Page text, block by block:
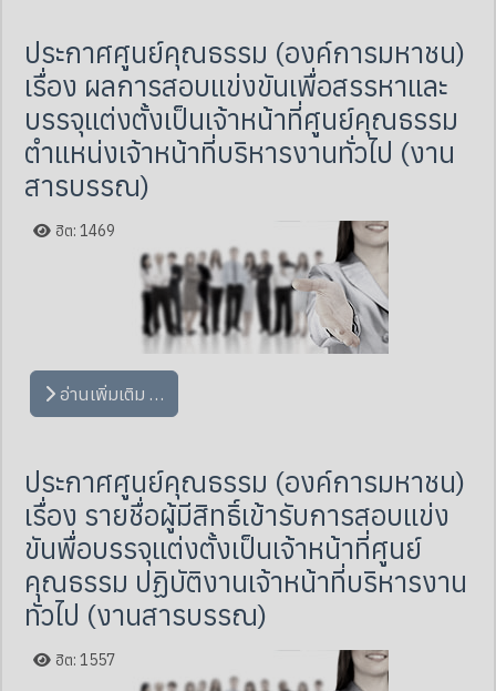
ประกาศศูนย์คุณธรรม (องค์การมหาชน)
เรื่อง ผลการสอบแข่งขันเพื่อสรรหาและ
บรรจุแต่งตั้งเป็นเจ้าหน้าที่ศูนย์คุณธรรม
ตำแหน่งเจ้าหน้าที่บริหารงานทั่วไป (งาน
สารบรรณ)
ฮิต: 1469
อ่านเพิ่มเติม …
ประกาศศูนย์คุณธรรม (องค์การมหาชน)
เรื่อง รายชื่อผู้มีสิทธิ์เข้ารับการสอบแข่ง
ขันพื่อบรรจุแต่งตั้งเป็นเจ้าหน้าที่ศูนย์
คุณธรรม ปฏิบัติงานเจ้าหน้าที่บริหารงาน
ทั่วไป (งานสารบรรณ)
ฮิต: 1557